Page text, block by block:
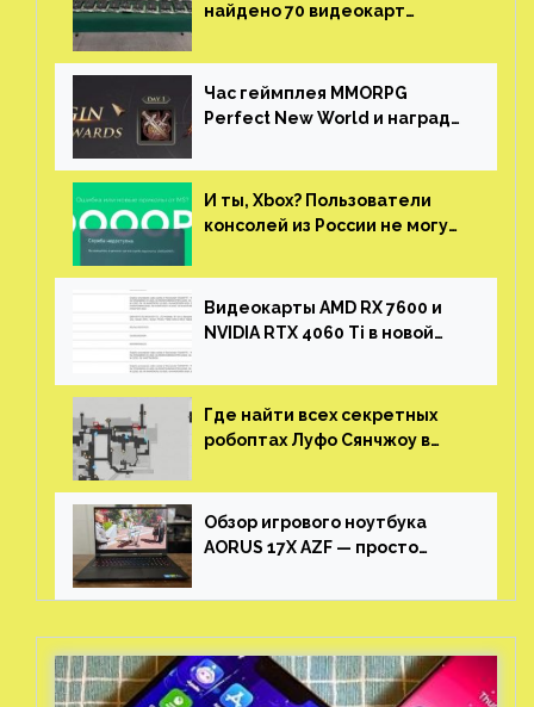
найдено 70 видеокарт
китайской таможни
Час геймплея MMORPG
Perfect New World и награды
И ты, Xbox? Пользователи
консолей из России не могут
Видеокарты AMD RX 7600 и
NVIDIA RTX 4060 Ti в новой
Где найти всех секретных
робоптах Луфо Сянчжоу в
Обзор игрового ноутбука
AORUS 17X AZF — просто